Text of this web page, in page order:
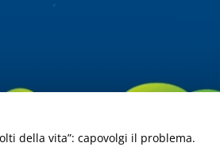
della vita”: capovolgi il problema.